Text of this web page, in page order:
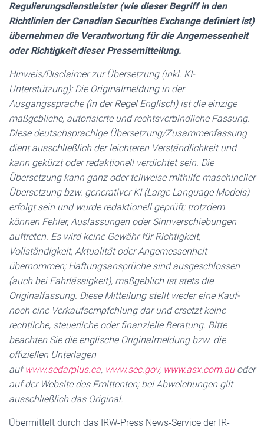
Regulierungsdienstleister (wie dieser Begriff in den
Richtlinien der Canadian Securities Exchange definiert ist)
übernehmen die Verantwortung für die Angemessenheit
oder Richtigkeit dieser Pressemitteilung.
Hinweis/Disclaimer zur Übersetzung (inkl. KI-
Unterstützung): Die Originalmeldung in der
Ausgangssprache (in der Regel Englisch) ist die einzige
maßgebliche, autorisierte und rechtsverbindliche Fassung.
Diese deutschsprachige Übersetzung/Zusammenfassung
dient ausschließlich der leichteren Verständlichkeit und
kann gekürzt oder redaktionell verdichtet sein. Die
Übersetzung kann ganz oder teilweise mithilfe maschineller
Übersetzung bzw. generativer KI (Large Language Models)
erfolgt sein und wurde redaktionell geprüft; trotzdem
können Fehler, Auslassungen oder Sinnverschiebungen
auftreten. Es wird keine Gewähr für Richtigkeit,
Vollständigkeit, Aktualität oder Angemessenheit
übernommen; Haftungsansprüche sind ausgeschlossen
(auch bei Fahrlässigkeit), maßgeblich ist stets die
Originalfassung. Diese Mitteilung stellt weder eine Kauf-
noch eine Verkaufsempfehlung dar und ersetzt keine
rechtliche, steuerliche oder finanzielle Beratung. Bitte
beachten Sie die englische Originalmeldung bzw. die
offiziellen Unterlagen
aufwww.sedarplus.ca, www.sec.gov, www.asx.com.auoder
auf der Website des Emittenten; bei Abweichungen gilt
ausschließlich das Original.
Übermittelt durch das IRW-Press News-Service der IR-